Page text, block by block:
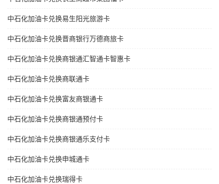
中石化加油卡兑换易生阳光旅游卡
中石化加油卡兑换晋商银行万德商旅卡
中石化加油卡兑换商银通汇智通卡智惠卡
中石化加油卡兑换商联通卡
中石化加油卡兑换富友商银通卡
中石化加油卡兑换商银通预付卡
中石化加油卡兑换商银通乐支付卡
中石化加油卡兑换申城通卡
中石化加油卡兑换瑞得卡